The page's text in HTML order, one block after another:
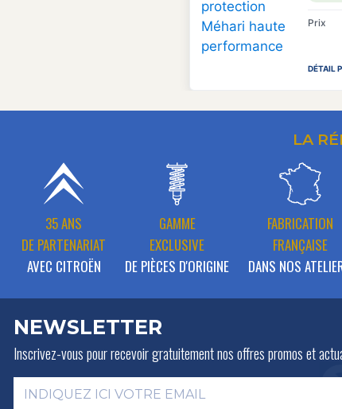
Prix
DÉTAIL
LA
35 ANS
DE PARTENARIAT
AVEC CITROËN
GAMME
EXCLUSIVE
DE PIÈCES D'ORIGINE
FABRICATION
FRANÇAISE
DANS NOS
NEWSLETTER
Inscrivez-vous pour recevoir gratuitementnos offres promos et